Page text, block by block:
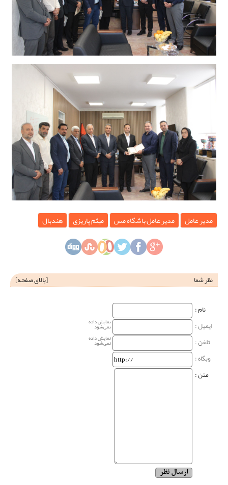
مدیر عامل مدیر عامل باشگاه مس میثم پاریزی هندبال
نظر شما [بالای صفحه]
نام‌ :
ایمیل :
نمایش داده
نمی‌شود
تلفن : نمایش داده
نمی‌شود
وبگاه‌ :
متن :